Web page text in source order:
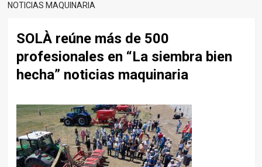
NOTICIAS MAQUINARIA
SOLÀ reúne más de 500
profesionales en “La siembra bien
hecha” noticias maquinaria